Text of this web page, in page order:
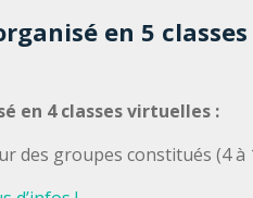
en 5
en 4 classes virtuelles :
des groupes constitués (4 à